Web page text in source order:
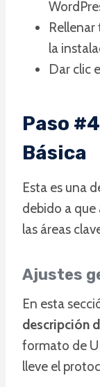
Rellenar
la
Dar clic
Paso
Básica
Esta es una
debido a que
las áreas
Ajustes
En esta
descripción
formato de
lleve el